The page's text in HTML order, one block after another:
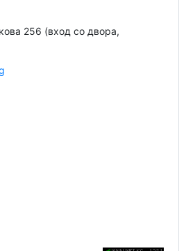
256 (вход со двора,